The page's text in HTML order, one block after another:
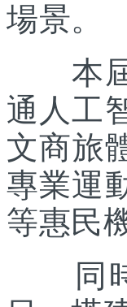
場景。
本屆
通人工
文商旅
專業運
等惠民
同時